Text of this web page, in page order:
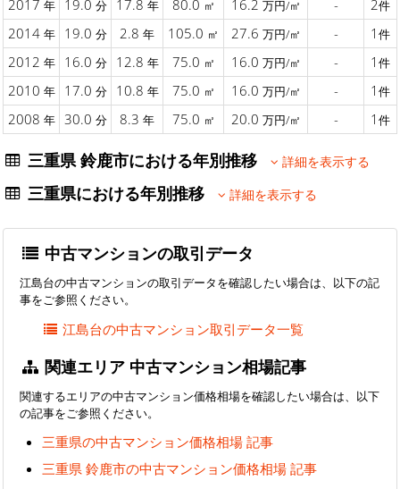
2017 年 19.0 分 17.8 年 80.0 ㎡ 16.2 万円/㎡ - 2件
2014 年 19.0 分 2.8 年 105.0 ㎡ 27.6 万円/㎡ - 1 件
2012 年 16.0 分 12.8 年 75.0 ㎡ 16.0 万円/㎡ - 1 件
2010 年 17.0 分 10.8 年 75.0 ㎡ 16.0 万円/㎡ - 1 件
2008 年 30.0 分 8.3 年 75.0 ㎡ 20.0 万円/㎡ - 1 件
三重県 鈴鹿市における年別推移 詳細を表示する
三重県における年別推移 詳細を表示する
中古マンションの取引データ
江島台の中古マンションの取引データを確認したい場合は、以下の記
事をご参照ください。
江島台の中古マンション取引データ一覧
関連エリア 中古マンション相場記事
関連するエリアの中古マンション価格相場を確認したい場合は、以下
の記事をご参照ください。
三重県の中古マンション価格相場 記事
三重県 鈴鹿市の中古マンション価格相場 記事